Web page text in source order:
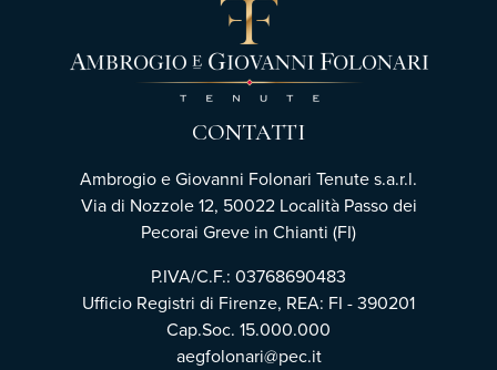
CONTATTI
Ambrogio e Giovanni Folonari Tenute s.a.r.l.
Via di Nozzole 12, 50022 Località Passo dei
Pecorai Greve in Chianti (FI)
P.IVA/C.F.: 03768690483
Ufficio Registri di Firenze, REA: FI - 390201
Cap.Soc. 15.000.000
aegfolonari@pec.it